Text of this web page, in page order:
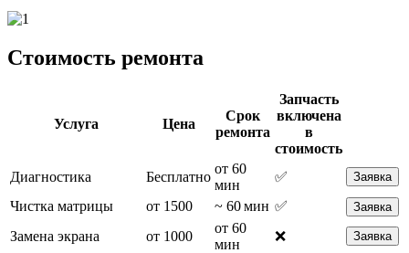
Стоимость ремонта
Услуга Цена
Срок
ремонта
Запчасть
включена
в
стоимость
Диагностика
Бесплатно
от 60
мин
✅ Заявка
Чистка матрицы от 1500 ~ 60 мин ✅ Заявка
Замена экрана от 1000
от 60
мин
❌ Заявка